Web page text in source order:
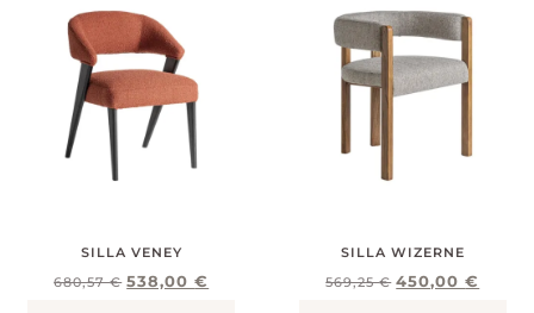
SILLA VENEY
680,57€ 538,00€
SILLA WIZERNE
569,25€ 450,00€